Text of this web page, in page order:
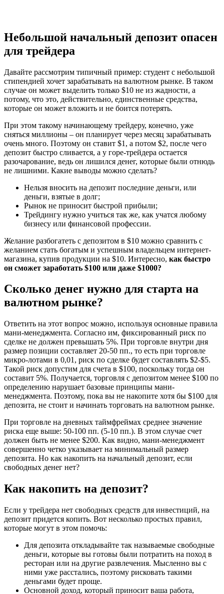
Небольшой начальный депозит опасен
для трейдера
Давайте рассмотрим типичный пример: студент с небольшой
стипендией хочет зарабатывать на валютном рынке. В таком
случае он может выделить только $10 не из жадности, а
потому, что это, действительно, единственные средства,
которые он может вложить и не боится потерять.
При этом такому начинающему трейдеру, конечно, уже
сняться миллионы – он планирует через месяц зарабатывать
очень много. Поэтому он ставит $1, а потом $2, после чего
депозит быстро сливается, а у горе-трейдера остается
разочарование, ведь он лишился денег, которые были отнюдь
не лишними. Какие выводы можно сделать?
Нельзя вносить на депозит последние деньги, или
деньги, взятые в долг;
Рынок не приносит быстрой прибыли;
Трейдингу нужно учиться так же, как учатся любому
бизнесу или финансовой профессии.
Желание разбогатеть с депозитом в $10 можно сравнить с
желанием стать богатым и успешным владельцем интернет-
магазина, купив продукции на $10. Интересно, как быстро
он сможет заработать $100 или даже $1000?
Сколько денег нужно для старта на
валютном рынке?
Ответить на этот вопрос можно, используя основные правила
мани-менеджмента. Согласно им, фиксированный риск по
сделке не должен превышать 5%. При торговле внутри дня
размер позиции составляет 20-50 пп., то есть при торговле
микро-лотами в 0,01, риск по сделке будет составлять $2-$5.
Такой риск допустим для счета в $100, поскольку тогда он
составит 5%. Получается, торговля с депозитом менее $100 по
определению нарушает базовые принципы мани-
менеджмента. Поэтому, пока вы не накопите хотя бы $100 для
депозита, не стоит и начинать торговать на валютном рынке.
При торговле на дневных таймфреймах среднее значение
риска еще выше: 50-100 пп. (5-10 пп.). В этом случае счет
должен быть не менее $200. Как видно, мани-менеджмент
совершенно четко указывает на минимальный размер
депозита. Но как накопить на начальный депозит, если
свободных денег нет?
Как накопить на депозит?
Если у трейдера нет свободных средств для инвестиций, на
депозит придется копить. Вот несколько простых правил,
которые могут в этом помочь:
Для депозита откладывайте так называемые свободные
деньги, которые вы готовы были потратить на поход в
ресторан или на другие развлечения. Мысленно вы с
ними уже расстались, поэтому рисковать такими
деньгами будет проще.
Основной доход, который приносит ваша работа,